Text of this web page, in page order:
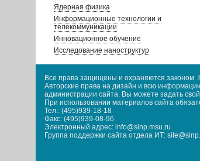
Ядерная физика
Информационные технологии и
телекоммуникации
Инновационное обучение
Исследование наноструктур
Все права защищены и охраняются законом.
Авторские права на дизайн и всю
администрации сайта. Вы можете задать
При использовании материалов сайта
Тел.: (495)939-18-18
Факс: (495)939-08-96
Электронный адрес: info@sinp.msu.ru
Группа поддержки сайта отдела ИТ: